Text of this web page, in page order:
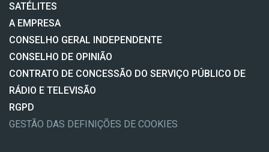
SATÉLITES
A EMPRESA
CONSELHO GERAL INDEPENDENTE
CONSELHO DE OPINIÃO
CONTRATO DE CONCESSÃO DO SERVIÇO PÚBLICO DE
RÁDIO E TELEVISÃO
RGPD
GESTÃO DAS DEFINIÇÕES DE COOKIES